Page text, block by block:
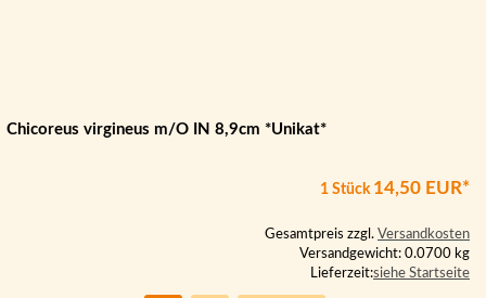
Chicoreus virgineus m/O IN 8,9cm *Unikat*
1 Stück 14,50 EUR*
Gesamtpreis zzgl. Versandkosten
Versandgewicht: 0.0700 kg
Lieferzeit:siehe Startseite